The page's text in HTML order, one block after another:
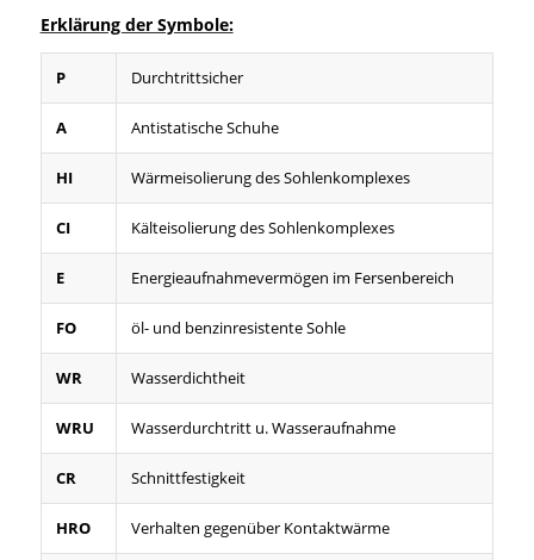
Erklärung der Symbole:
P Durchtrittsicher
A Antistatische Schuhe
HI Wärmeisolierung des Sohlenkomplexes
CI Kälteisolierung des Sohlenkomplexes
E Energieaufnahmevermögen im Fersenbereich
FO öl- und benzinresistente Sohle
WR Wasserdichtheit
WRU Wasserdurchtritt u. Wasseraufnahme
CR Schnittfestigkeit
HRO Verhalten gegenüber Kontaktwärme